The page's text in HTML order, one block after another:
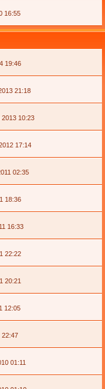
16:55
19:46
21:18
2013 10:23
17:14
02:35
18:36
16:33
22:22
20:21
12:05
22:47
01:11